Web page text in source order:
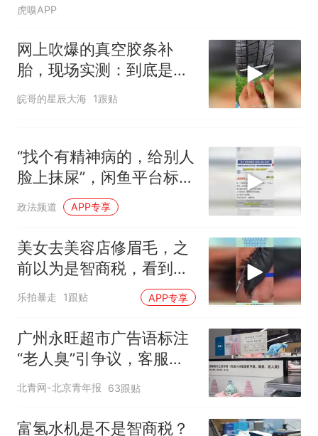
虎嗅APP
网上吹爆的真空胶条补
胎，现场实测：到底是不
是智商税？
皖哥的星辰大海 1跟贴
“找个有精神病的，给别人
脸上抹屎”，闲鱼平台标价
2000元，客服：有害信息
政法频道 APP专享
美女去美容店修眉毛，之
前以为是智商税，看到手
法后明白了！
乐拍暴走 1跟贴 APP专享
广州永旺超市广告语标注
“老人臭”引争议，客服回
应
北青网-北京青年报 63跟贴
富氢水机是不是智商税？